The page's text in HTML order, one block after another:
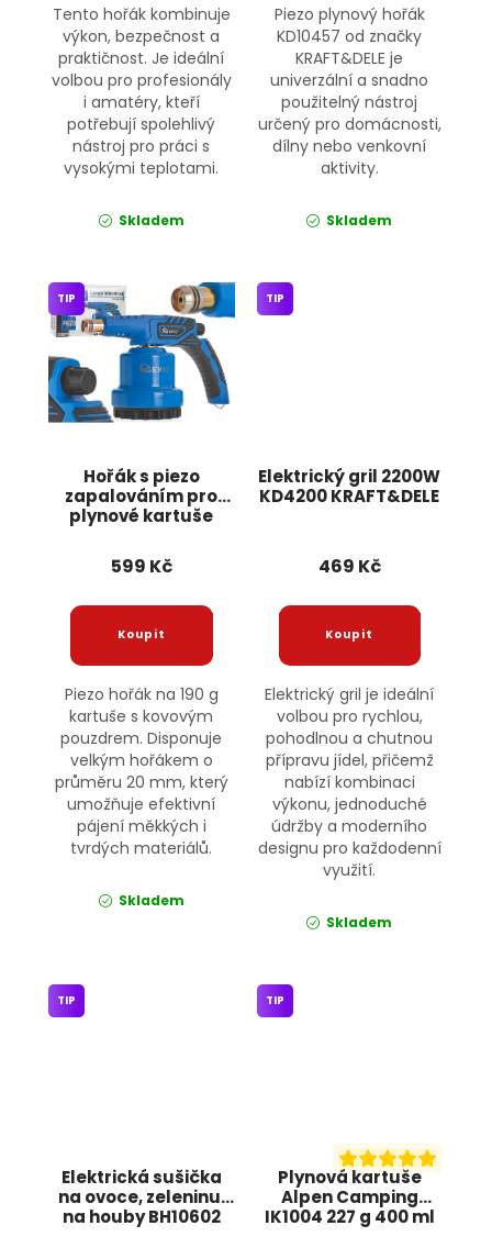
Tento hořák kombinuje
výkon, bezpečnost a
praktičnost. Je ideální
volbou pro profesionály
i amatéry, kteří
potřebují spolehlivý
nástroj pro práci s
vysokými teplotami.
Skladem
Piezo plynový hořák
KD10457 od značky
KRAFT&DELE je
univerzální a snadno
použitelný nástroj
určený pro domácnosti,
dílny nebo venkovní
aktivity.
Skladem
Hořák s piezo
zapalováním pro
plynové kartuše
TIP
599 Kč
Piezo hořák na 190 g
kartuše s kovovým
pouzdrem. Disponuje
velkým hořákem o
průměru 20 mm, který
umožňuje efektivní
pájení měkkých i
tvrdých materiálů.
Skladem
Elektrický gril 2200W
KD4200 KRAFT&DELE
TIP
469 Kč
Elektrický gril je ideální
volbou pro rychlou,
pohodlnou a chutnou
přípravu jídel, přičemž
nabízí kombinaci
výkonu, jednoduché
údržby a moderního
designu pro každodenní
využití.
Skladem
Elektrická sušička
na ovoce, zeleninu,
na houby BH10602
TIP
Plynová kartuše
Alpen Camping
IK1004 227 g 400 ml
TIP